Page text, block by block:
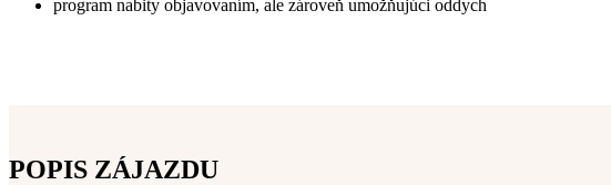
program nabity objavovaním, ale zároveň umožňujúci oddych
POPIS ZÁJAZDU